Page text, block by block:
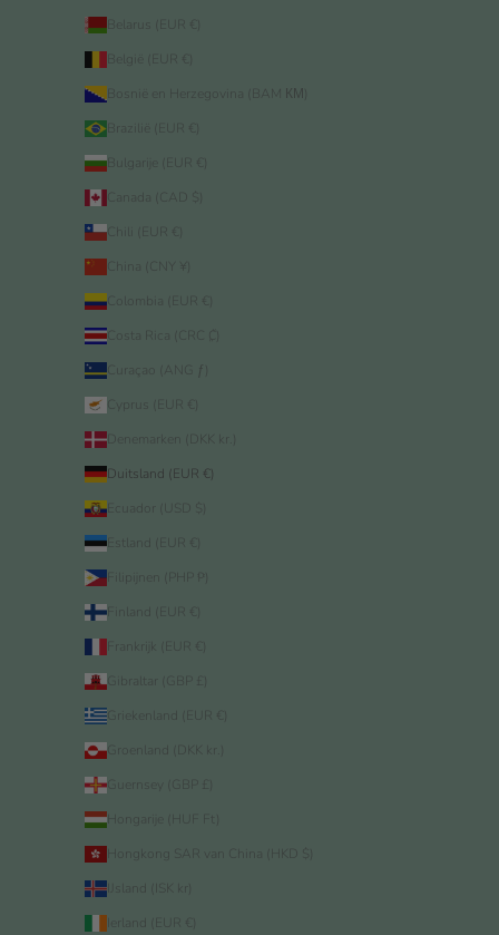
Belarus (EUR €)
België (EUR €)
Bosnië en Herzegovina (BAM КМ)
Brazilië (EUR €)
Bulgarije (EUR €)
Canada (CAD $)
Chili (EUR €)
China (CNY ¥)
Colombia (EUR €)
Costa Rica (CRC ₡)
Curaçao (ANG ƒ)
Cyprus (EUR €)
Denemarken (DKK kr.)
Duitsland (EUR €)
Ecuador (USD $)
Estland (EUR €)
Filipijnen (PHP ₱)
Finland (EUR €)
Frankrijk (EUR €)
Gibraltar (GBP £)
Griekenland (EUR €)
Groenland (DKK kr.)
Guernsey (GBP £)
Hongarije (HUF Ft)
Hongkong SAR van China (HKD $)
IJsland (ISK kr)
Ierland (EUR €)